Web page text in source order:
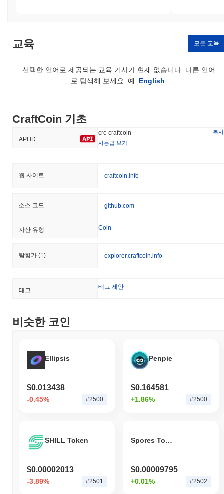
CraftCoin (CRC)는 어디에서 구매할 수 있나요?
CraftCoin (CRC)는 centralized 암호화폐 거래소에서 널리 이용할
수 있습니다. 가장 활발한 플랫폼은
NonKyc.io이며,
지난 24시간 동안 CraftCoin의 거래량은
증가를 보여줍니다. 이는 거래 활동의 단기적인 증가를
역대 최고가(ATH):
CraftCoin는 현재 ATH보다 ~99.74%낮게 거래되고 있습니다 .
CraftCoin의 현재 시가총액은 얼마인가요?
#2499위에 랭크되어 있습니다입니다. 이 수치는 879 333개의 CRC
CraftCoin는 더 넓은 암호화폐 시장과 비교하여 어떤
성과를 내고 있나요?
한 전체 암호화폐 시장을 앞질렀습니다. 이는 더 넓은 시장 모멘텀
교육 모든 교육
선택한 언어로 제공되는 교육 기사가 현재 없습니다. 다른 언어
로 탐색해 보세요. 예: English
CraftCoin 기초
API ID
crc-craftcoin
복사
사용법 보기
웹 사이트 craftcoin.info
소스 코드 github.com
자산 유형 Coin
탐험가 (1) explorer.craftcoin.info
태그 태그 제안
비슷한 코인
Ellipsis
$0.013438
-0.45% #2500
Penpie
$0.164581
+1.86% #2500
SHILL Token
$0.00002013
-3.89% #2501
Spores Token
$0.00009795
+0.01% #2502